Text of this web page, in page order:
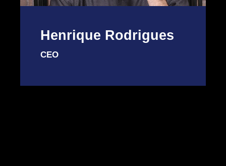
Henrique Rodrigues
CEO